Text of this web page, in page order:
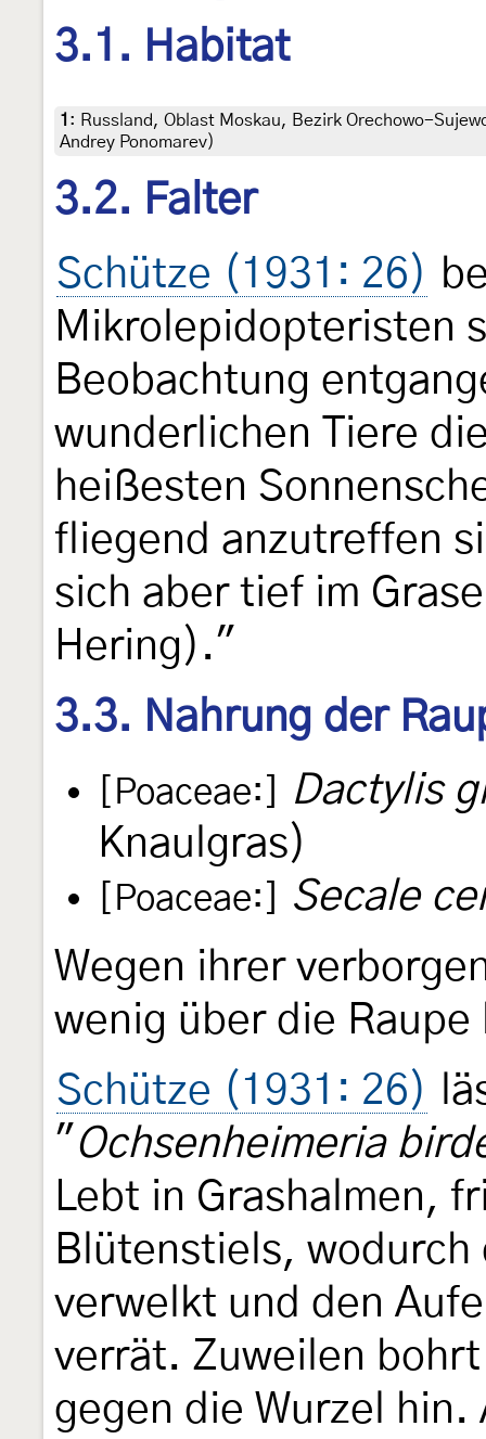
3.1. Habitat
1 : Russland, Oblast Moskau, Bezirk Orechowo-
Andrey Ponomarev)
3.2. Falter
Schütze (1931: 26)
Mikrolepidopteristen
Beobachtung
wunderlichen Tiere
heißesten
fliegend anzutreffen
sich aber tief im
Hering)."
3.3. Nahrung der
[Poaceae:]
Dactylis
Knaulgras)
[Poaceae:]
Secale
Wegen ihrer
wenig über die
Schütze (1931: 26)
" Ochsenheimeria
Lebt in Grashalmen,
Blütenstiels,
verwelkt und den
verrät. Zuweilen
gegen die Wurzel